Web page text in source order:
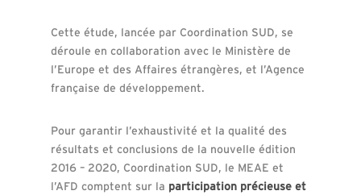
Cette étude, lancée par Coordination SUD, se
déroule en collaboration avec le Ministère de
l’Europe et des Affaires étrangères, et l’Agence
française de développement.
Pour garantir l’exhaustivité et la qualité des
résultats et conclusions de la nouvelle édition
2016 – 2020, Coordination SUD, le MEAE et
l’AFD comptent sur la participation précieuse et